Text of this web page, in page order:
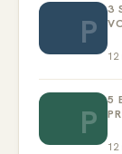
P
3
12
P
5
12